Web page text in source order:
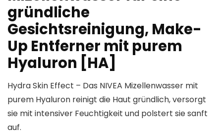
gründliche
Gesichtsreinigung, Make-
Up Entferner mit purem
Hyaluron [HA]
Hydra Skin Effect – Das NIVEA Mizellenwasser mit
purem Hyaluron reinigt die Haut gründlich, versorgt
sie mit intensiver Feuchtigkeit und polstert sie sanft
auf.